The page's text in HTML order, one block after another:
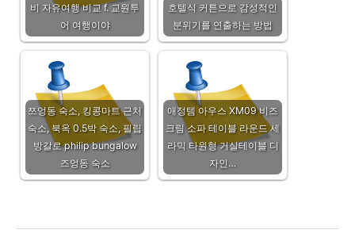
비 자유여행 비교 f. 교원투
어 여행이야
호텔식 커튼으로 감성적인
분위기를 연출하는 방법
쯔엉동 숙소, 킹콩마트 근처
숙소, 북옥 0.5박 숙소, 필립
방갈로 philip bungalow
즈엉동 숙소
애정템 아우스 XM09 비즈
크림 소파 테이블 라운드 세
라믹 타원형 거실테이블 디
자인…